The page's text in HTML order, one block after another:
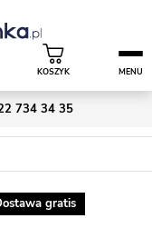
734 34 35
KOSZYK MENU
gratis